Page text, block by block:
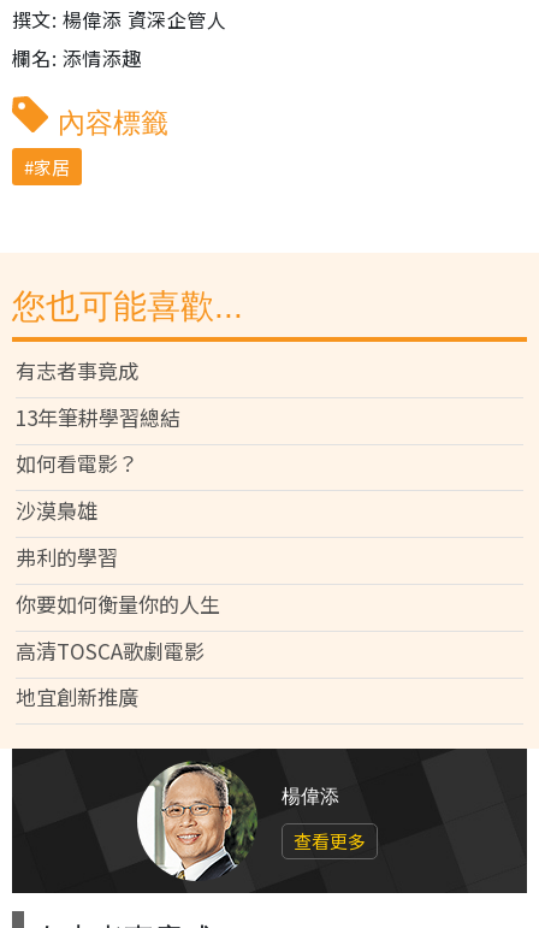
撰文: 楊偉添 資深企管人
欄名: 添情添趣
內容標籤
家居
您也可能喜歡...
有志者事竟成
13年筆耕學習總結
如何看電影？
沙漠梟雄
弗利的學習
你要如何衡量你的人生
高清TOSCA歌劇電影
地宜創新推廣
楊偉添
查看更多